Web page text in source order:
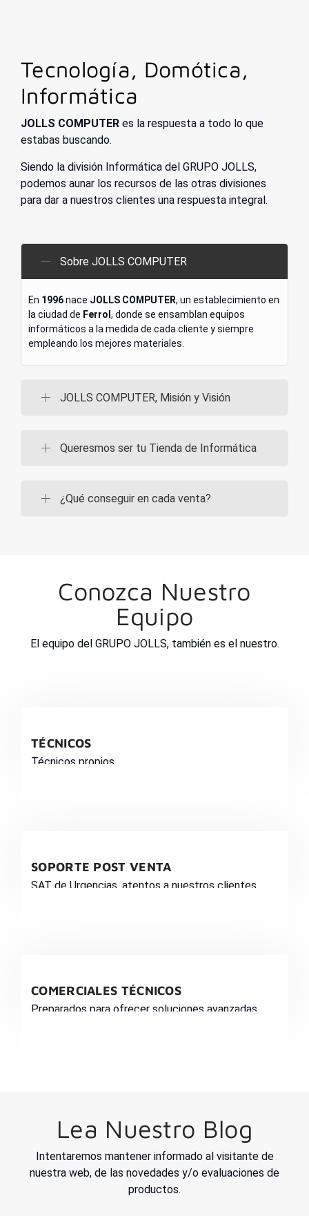
Tecnología, Domótica,
Informática
JOLLS COMPUTER es la respuesta a todo lo que
estabas buscando.
Siendo la división Informática del GRUPO JOLLS,
podemos aunar los recursos de las otras divisiones
para dar a nuestros clientes una respuesta integral.
Sobre JOLLS COMPUTER
En 1996nace JOLLS COMPUTER, un establecimiento en
la ciudad de Ferrol , donde se ensamblan equipos
informáticos a la medida de cada cliente y siempre
empleando los mejores materiales.
JOLLS COMPUTER, Misión y Visión
Queresmos ser tu Tienda de Informática
¿Qué conseguir en cada venta?
Conozca Nuestro
Equipo
El equipo del GRUPO JOLLS, también es el nuestro.
TÉCNICOS
Técnicos propios
SOPORTE POST VENTA
SAT de Urgencias, atentos a nuestros clientes.
COMERCIALES TÉCNICOS
Preparados para ofrecer soluciones avanzadas
Lea Nuestro Blog
Intentaremos mantener informado al visitante de
nuestra web, de las novedades y/o evaluaciones de
productos.